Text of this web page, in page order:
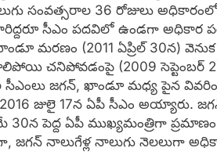
సంవత్సరాల 36 రోజులు
సీఎం పదవిలో ఉండగా అధికార
మరణం (2011 ఏప్రిల్‌ 30న) వెనుక
చనిపోవడంపై (2009 సెప్టెంబర్‌
సీఎంలు జగన్, ఖాండూ మధ్య పైన
జులై 17న ఏపీ సీఎం అయ్యారు.
30న పెద్ద ఏపీ ముఖ్యమంత్రిగా
నాలుగేళ్ల నాలుగు నెలలుగా